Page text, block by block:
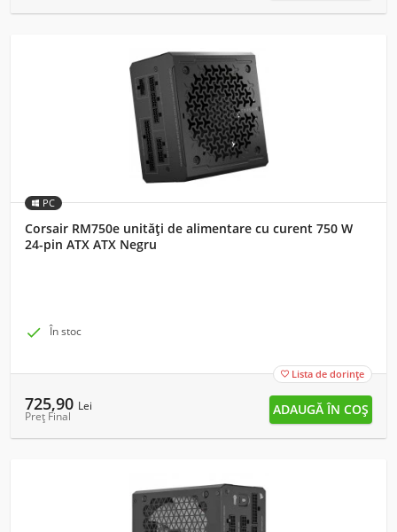
PC
Corsair RM750e unități de alimentare cu curent 750 W
24-pin ATX ATX Negru
 În stoc
 Lista de dorințe
725,90 Lei
Preț Final